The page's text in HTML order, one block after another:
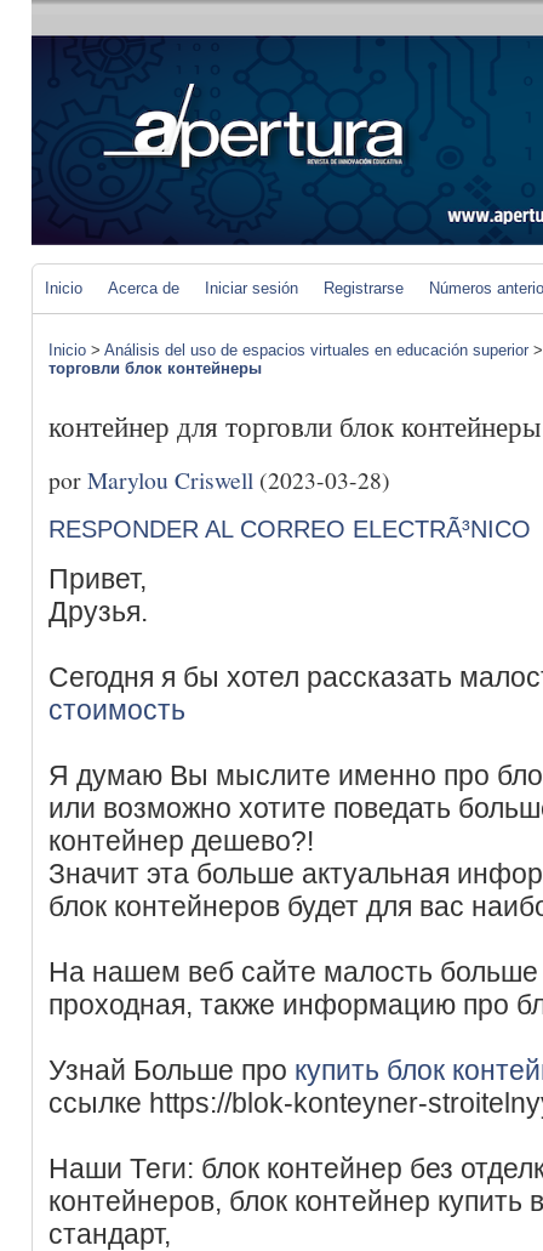
Inicio Acerca de Iniciar sesión Registrarse Números
Inicio > Análisis del uso de espacios virtuales en educación superior
торговли блок контейнеры
контейнер для торговли блок контейнеры
porMarylou Criswell (2023-03-28)
RESPONDER AL CORREO ELECTRÃ³NICO
Привет,
Друзья.
Сегодня я бы хотел рассказать
стоимость
Я думаю Вы мыслите именно про
или возможно хотите поведать
контейнер дешево?!
Значит эта больше актуальная
блок контейнеров будет для вас
На нашем веб сайте малость больше
проходная, также информацию про
Узнай Больше про купить блок
ссылке https://blok-konteyner-
Наши Теги: блок контейнер без
контейнеров, блок контейнер купить
стандарт,